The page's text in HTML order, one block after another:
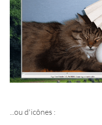
...ou d'icônes :